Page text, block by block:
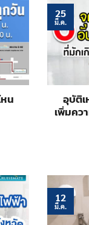
น
อุบัติ
เพิ่มค
25
มี.ค.
12
มี.ค.